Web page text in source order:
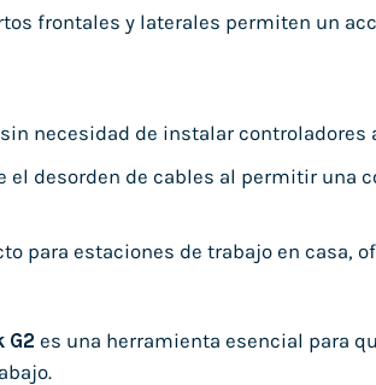
frontales y laterales permiten un
necesidad de instalar controladores
el desorden de cables al permitir una
para estaciones de trabajo en casa,
G2 es una herramienta esencial para